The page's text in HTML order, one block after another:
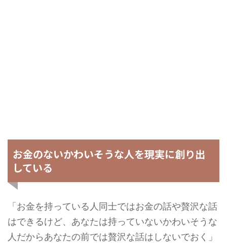
お金のないかわいそうな人を現実に創り出
している
「お金を持っている人同士ではお金の話や贅沢な話
はできるけど、あなたは持っていないかわいそうな
人だからあなたの前では贅沢な話はしないでおく」